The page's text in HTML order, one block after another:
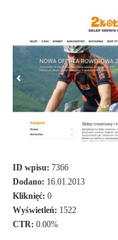
ID wpisu: 7366
Dodano: 16.01.2013
Kliknięć: 0
Wyświetleń: 1522
CTR: 0.00%